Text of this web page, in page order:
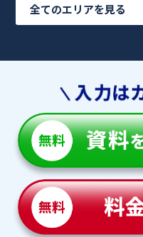
全てのエリアを見る